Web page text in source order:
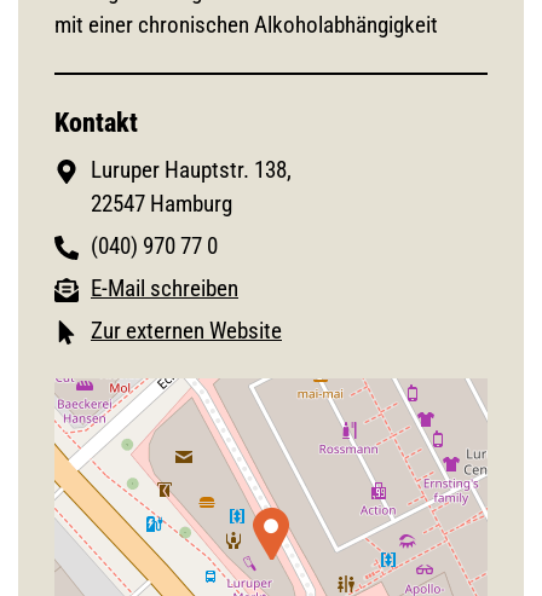
mit einer chronischen Alkoholabhängigkeit
Kontakt
Luruper Hauptstr. 138,
22547 Hamburg
(040) 970 77 0
E-Mail schreiben
Zur externen Website